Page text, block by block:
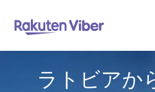
ラトビアか